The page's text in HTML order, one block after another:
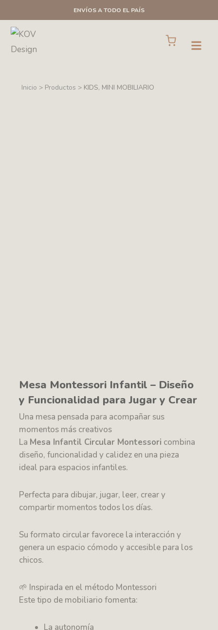
al
contenido
ENVÍOS A TODO EL PAÍS
Open
Cart
Inicio > Productos > KIDS, MINI MOBILIARIO
Mesa Montessori Infantil – Diseño
y Funcionalidad para Jugar y Crear
Una mesa pensada para acompañar sus
momentos más creativos
La Mesa Infantil Circular Montessori combina
diseño, funcionalidad y calidez en una pieza
ideal para espacios infantiles.
Perfecta para dibujar, jugar, leer, crear y
compartir momentos todos los días.
Su formato circular favorece la interacción y
genera un espacio cómodo y accesible para los
chicos.
🌱 Inspirada en el método Montessori
Este tipo de mobiliario fomenta:
La autonomía